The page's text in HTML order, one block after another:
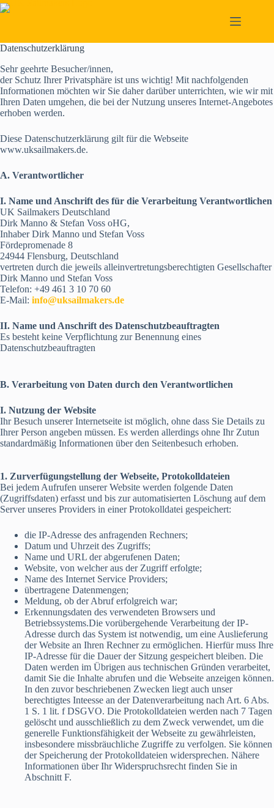
Skip
to
Datenschutzerklärung
Sehr geehrte Besucher/innen,
der Schutz Ihrer Privatsphäre ist uns wichtig! Mit nachfolgenden
Informationen möchten wir Sie daher darüber unterrichten, wie wir mit
Ihren Daten umgehen, die bei der Nutzung unseres Internet-Angebotes
erhoben werden.
Diese Datenschutzerklärung gilt für die Webseite
www.uksailmakers.de.
A. Verantwortlicher
I. Name und Anschrift des für die Verarbeitung Verantwortlichen
UK Sailmakers Deutschland
Dirk Manno & Stefan Voss oHG,
Inhaber Dirk Manno und Stefan Voss
Fördepromenade 8
24944 Flensburg, Deutschland
vertreten durch die jeweils alleinvertretungsberechtigten Gesellschafter
Dirk Manno und Stefan Voss
Telefon: +49 461 3 10 70 60
E-Mail: info@uksailmakers.de
II. Name und Anschrift des Datenschutzbeauftragten
Es besteht keine Verpflichtung zur Benennung eines
Datenschutzbeauftragten
B. Verarbeitung von Daten durch den Verantwortlichen
I. Nutzung der Website
Ihr Besuch unserer Internetseite ist möglich, ohne dass Sie Details zu
Ihrer Person angeben müssen. Es werden allerdings ohne Ihr Zutun
standardmäßig Informationen über den Seitenbesuch erhoben.
1. Zurverfügungstellung der Webseite, Protokolldateien
Bei jedem Aufrufen unserer Website werden folgende Daten
(Zugriffsdaten) erfasst und bis zur automatisierten Löschung auf dem
Server unseres Providers in einer Protokolldatei gespeichert:
die IP-Adresse des anfragenden Rechners;
Datum und Uhrzeit des Zugriffs;
Name und URL der abgerufenen Daten;
Website, von welcher aus der Zugriff erfolgte;
Name des Internet Service Providers;
übertragene Datenmengen;
Meldung, ob der Abruf erfolgreich war;
Erkennungsdaten des verwendeten Browsers und
Betriebssystems.Die vorübergehende Verarbeitung der IP-
Adresse durch das System ist notwendig, um eine Auslieferung
der Website an Ihren Rechner zu ermöglichen. Hierfür muss Ihre
IP-Adresse für die Dauer der Sitzung gespeichert bleiben. Die
Daten werden im Übrigen aus technischen Gründen verarbeitet,
damit Sie die Inhalte abrufen und die Webseite anzeigen können.
In den zuvor beschriebenen Zwecken liegt auch unser
berechtigtes Inteesse an der Datenverarbeitung nach Art. 6 Abs.
1 S. 1 lit. f DSGVO. Die Protokolldateien werden nach 7 Tagen
gelöscht und ausschließlich zu dem Zweck verwendet, um die
generelle Funktionsfähigkeit der Webseite zu gewährleisten,
insbesondere missbräuchliche Zugriffe zu verfolgen. Sie können
der Speicherung der Protokolldateien widersprechen. Nähere
Informationen über Ihr Widerspruchsrecht finden Sie in
Abschnitt F.